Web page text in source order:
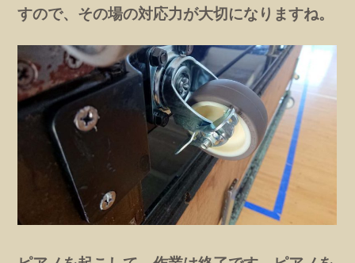
すので、その場の対応力が大切になりますね。